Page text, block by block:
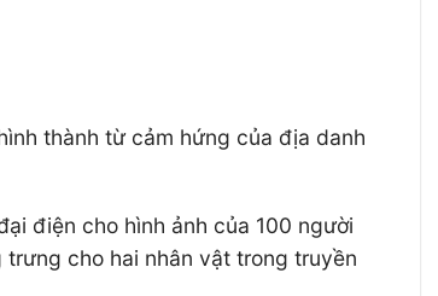
thành từ cảm hứng của địa danh
điện cho hình ảnh của 100 người
cho hai nhân vật trong truyền